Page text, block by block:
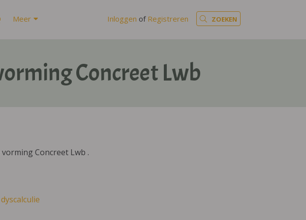
Meer Inloggen of Registreren ZOEKEN
Concreet Lwb
Concreet Lwb .